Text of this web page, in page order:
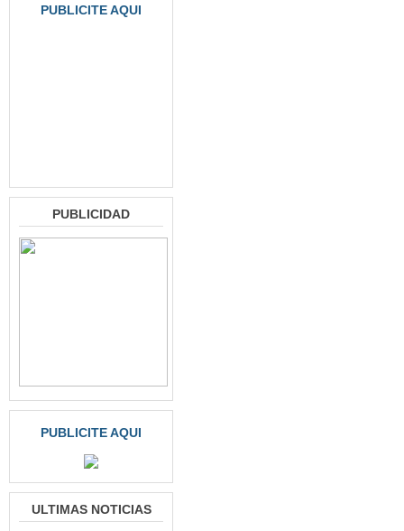
PUBLICITE AQUI
PUBLICIDAD
PUBLICITE AQUI
ULTIMAS NOTICIAS